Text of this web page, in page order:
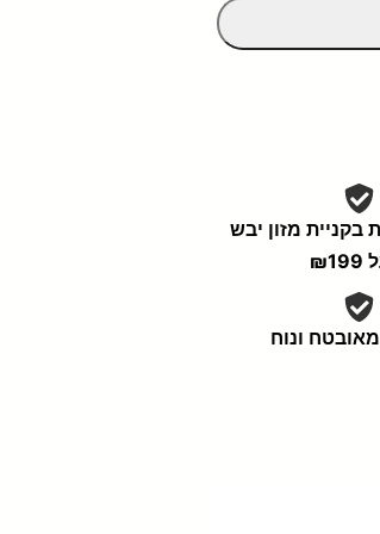
בקניית מזון יבש
ונוח